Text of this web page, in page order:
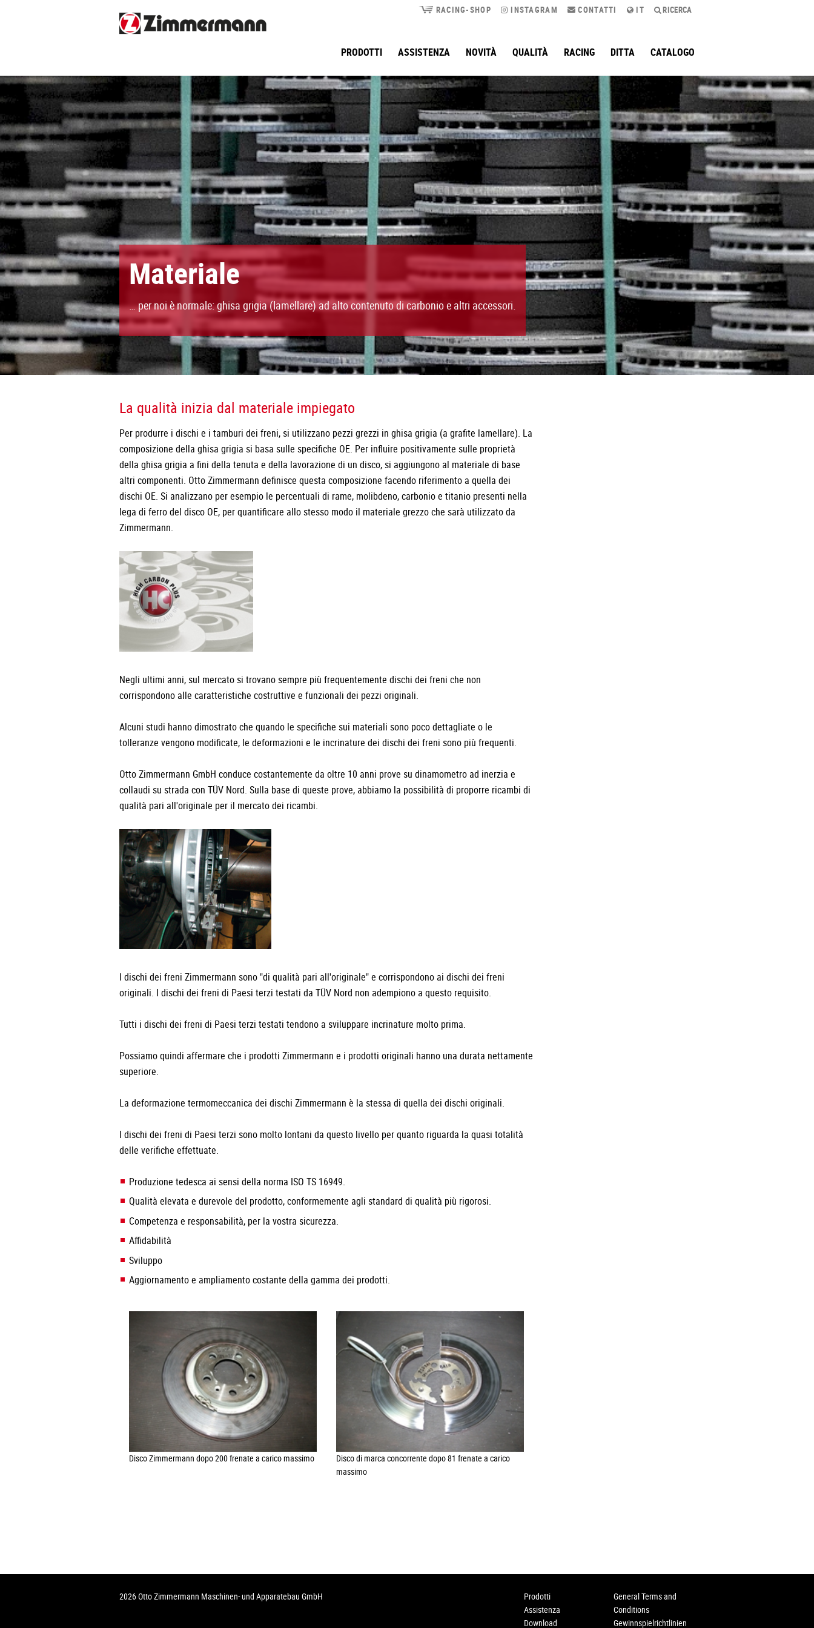
RACING-SHOP INSTAGRAM CONTATTI IT RICERCA
PRODOTTI ASSISTENZA NOVITÀ QUALITÀ RACING DITTA CATALOGO
Materiale
… per noi è normale: ghisa grigia (lamellare) ad alto contenuto di carbonio e altri accessori.
La qualità inizia dal materiale impiegato
Per produrre i dischi e i tamburi dei freni, si utilizzano pezzi grezzi in ghisa grigia (a grafite lamellare). La
composizione della ghisa grigia si basa sulle specifiche OE. Per influire positivamente sulle proprietà
della ghisa grigia a fini della tenuta e della lavorazione di un disco, si aggiungono al materiale di base
altri componenti. Otto Zimmermann definisce questa composizione facendo riferimento a quella dei
dischi OE. Si analizzano per esempio le percentuali di rame, molibdeno, carbonio e titanio presenti nella
lega di ferro del disco OE, per quantificare allo stesso modo il materiale grezzo che sarà utilizzato da
Zimmermann.
Negli ultimi anni, sul mercato si trovano sempre più frequentemente dischi dei freni che non
corrispondono alle caratteristiche costruttive e funzionali dei pezzi originali.
Alcuni studi hanno dimostrato che quando le specifiche sui materiali sono poco dettagliate o le
tolleranze vengono modificate, le deformazioni e le incrinature dei dischi dei freni sono più frequenti.
Otto Zimmermann GmbH conduce costantemente da oltre 10 anni prove su dinamometro ad inerzia e
collaudi su strada con TÜV Nord. Sulla base di queste prove, abbiamo la possibilità di proporre ricambi di
qualità pari all'originale per il mercato dei ricambi.
I dischi dei freni Zimmermann sono "di qualità pari all'originale" e corrispondono ai dischi dei freni
originali. I dischi dei freni di Paesi terzi testati da TÜV Nord non adempiono a questo requisito.
Tutti i dischi dei freni di Paesi terzi testati tendono a sviluppare incrinature molto prima.
Possiamo quindi affermare che i prodotti Zimmermann e i prodotti originali hanno una durata nettamente
superiore.
La deformazione termomeccanica dei dischi Zimmermann è la stessa di quella dei dischi originali.
I dischi dei freni di Paesi terzi sono molto lontani da questo livello per quanto riguarda la quasi totalità
delle verifiche effettuate.
Produzione tedesca ai sensi della norma ISO TS 16949.
Qualità elevata e durevole del prodotto, conformemente agli standard di qualità più rigorosi.
Competenza e responsabilità, per la vostra sicurezza.
Affidabilità
Sviluppo
Aggiornamento e ampliamento costante della gamma dei prodotti.
Disco Zimmermann dopo 200 frenate a carico massimo
Disco di marca concorrente dopo 81 frenate a carico
massimo
2026 Otto Zimmermann Maschinen- und Apparatebau GmbH
Prodotti
Assistenza
Download
General Terms and
Conditions
Gewinnspielrichtlinien